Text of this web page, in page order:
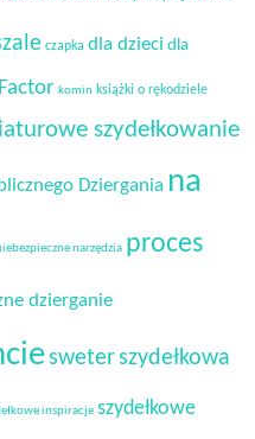
czapka dla dzieci dla
komin książki o rękodziele
szydełkowanie
Dziergania na
narzędzia proces
dzierganie
sweterszydełkowa
inspiracje szydełkowe